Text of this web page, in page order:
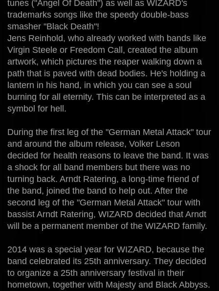
tunes ("Angel Of Death") as well as WIZARD's
trademarks songs like the speedy double-bass
smasher "Black Death"!
Jens Reinhold, who already worked with bands like
Virgin Steele or Freedom Call, created the album
artwork, which pictures the reaper walking down a
path that is paved with dead bodies. He's holding a
lantern in his hand, in which you can see a soul
burning for all eternity. This can be interpreted as a
symbol for hell.
During the first leg of the "German Metal Attack" tour
and around the album release, Volker Leson
decided for health reasons to leave the band. It was
a shock for all band members but there was no
turning back. Arndt Ratering, a long-time friend of
the band, joined the band to help out. After the
second leg of the "German Metal Attack" tour with
bassist Arndt Ratering, WIZARD decided that Arndt
will be a permanent member of the WIZARD family.
2014 was a special year for WIZARD, because the
band celebrated its 25th anniversary. They decided
to organize a 25th anniversary festival in their
hometown, together with Majesty and Black Abbyss.